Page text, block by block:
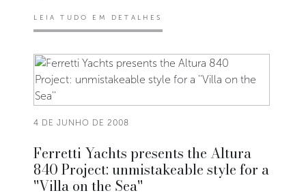
LEIA TUDO EM DETALHES
4 DE JUNHO DE 2008
Ferretti Yachts presents the Altura
840 Project: unmistakeable style for a
''Villa on the Sea''